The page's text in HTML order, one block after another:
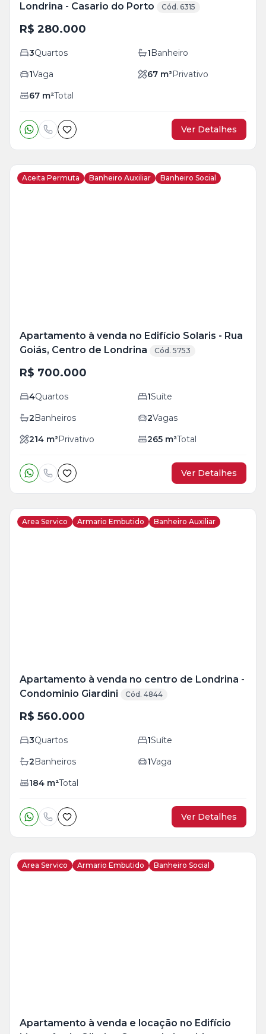
Londrina - Casario do Porto
Cód. 6315
R$ 280.000
3Quartos 1Banheiro
1Vaga 67 m²Privativo
67 m²Total
Ver Detalhes
Aceita Permuta Banheiro Auxiliar Banheiro Social
Apartamento à venda no Edifício Solaris - Rua
Goiás, Centro de Londrina
Cód. 5753
R$ 700.000
4Quartos 1Suíte
2Banheiros 2Vagas
214 m²Privativo 265 m²Total
Ver Detalhes
Area Servico Armario Embutido Banheiro Auxiliar
Apartamento à venda no centro de Londrina -
Condominio Giardini
Cód. 4844
R$ 560.000
3Quartos 1Suíte
2Banheiros 1Vaga
184 m²Total
Ver Detalhes
Area Servico Armario Embutido Banheiro Social
Apartamento à venda e locação no Edifício